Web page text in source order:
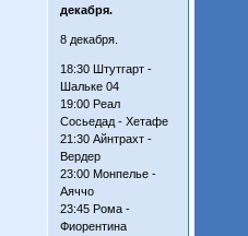
декабря.
8 декабря.
18:30 Штутгарт -
Шальке 04
19:00 Реал
Сосьедад - Хетафе
21:30 Айнтрахт -
Вердер
23:00 Монпелье -
Аяччо
23:45 Рома -
Фиорентина